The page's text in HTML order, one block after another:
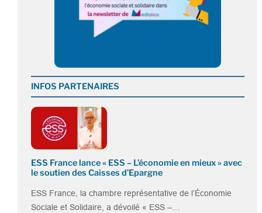
INFOS PARTENAIRES
ESS France lance « ESS – L’économie en mieux » avec
le soutien des Caisses d’Epargne
ESS France, la chambre représentative de l’Économie
Sociale et Solidaire, a dévoilé « ESS –…